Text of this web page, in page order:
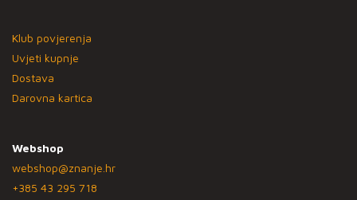
Klub povjerenja
Uvjeti kupnje
Dostava
Darovna kartica
Webshop
webshop@znanje.hr
+385 43 295 718